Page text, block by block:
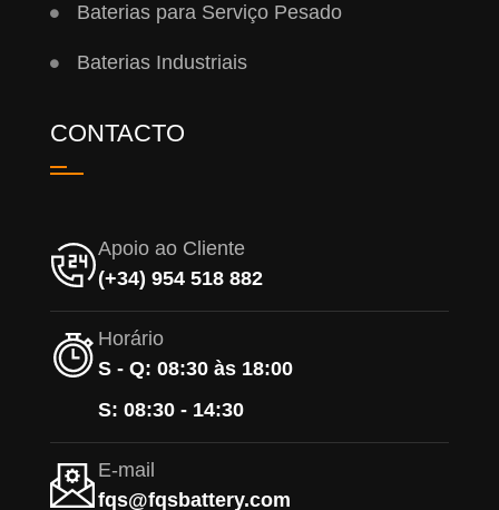
Baterias para Serviço Pesado
Baterias Industriais
CONTACTO
Apoio ao Cliente
(+34) 954 518 882
Horário
S - Q: 08:30 às 18:00
S: 08:30 - 14:30
E-mail
fqs@fqsbattery.com